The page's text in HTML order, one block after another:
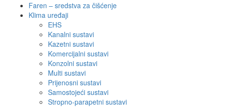
Faren – sredstva za čišćenje
Klima uređaji
EHS
Kanalni sustavi
Kazetni sustavi
Komercijalni sustavi
Konzolni sustavi
Multi sustavi
Prijenosni sustavi
Samostojeći sustavi
Stropno-parapetni sustavi